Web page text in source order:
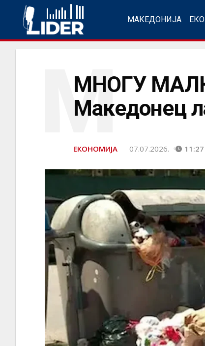
МАКЕДОНИЈА
МНОГУ
Македонец
М
ЕКОНОМИЈА 07.07.2026. 11:27